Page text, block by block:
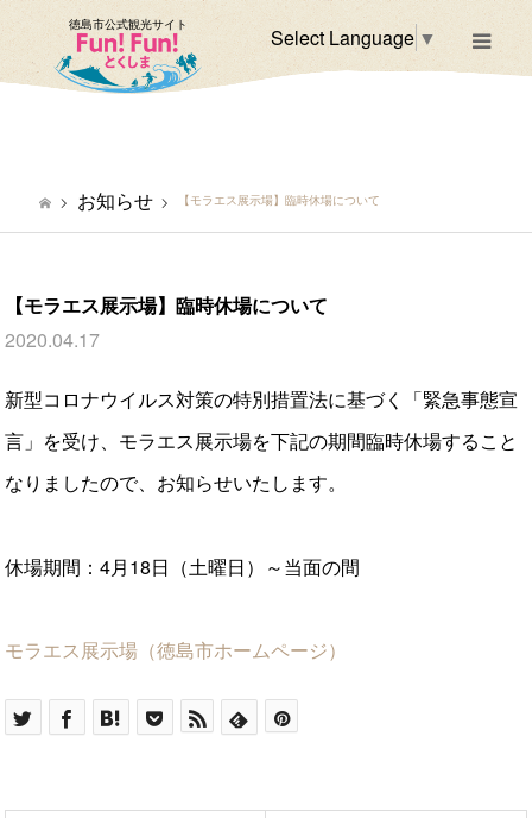
徳島市公式観光サイト Select Language ▼
お知らせ 【モラエス展示場】臨時休場について
【モラエス展示場】臨時休場について
2020.04.17
新型コロナウイルス対策の特別措置法に基づく「緊急事態宣
言」を受け、モラエス展示場を下記の期間臨時休場すること
なりましたので、お知らせいたします。
休場期間：4月18日（土曜日）～当面の間
モラエス展示場（徳島市ホームページ）